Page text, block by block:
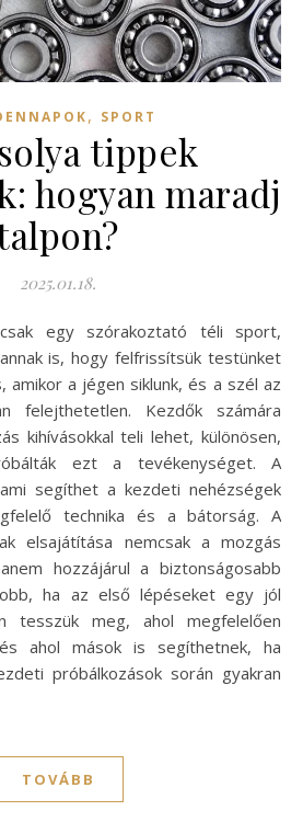
, SPORT
tippek
hogyan maradj
2025.01.18.
is, hogy felfrissítsük testünket
amikor a jégen siklunk, és a szél az
felejthetetlen. Kezdők számára
kihívásokkal teli lehet, különösen,
ezt a tevékenységet. A
segíthet a kezdeti nehézségek
technika és a bátorság. A
elsajátítása nemcsak a mozgás
hozzájárul a biztonságosabb
ha az első lépéseket egy jól
tesszük meg, ahol megfelelően
ahol mások is segíthetnek, ha
próbálkozások során gyakran
TOVÁBB